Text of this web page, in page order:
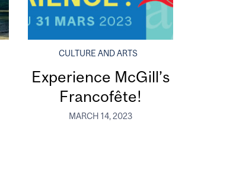
CULTURE AND ARTS
Experience McGill’s
Francofête!
MARCH 14, 2023